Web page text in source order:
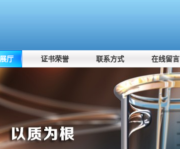
厅 证书荣誉 联系方式 在线留言